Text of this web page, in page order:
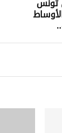
تونس